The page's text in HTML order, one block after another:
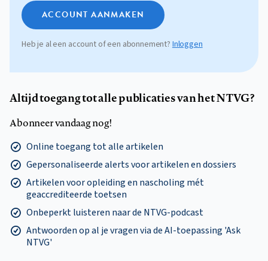
ACCOUNT AANMAKEN
Heb je al een account of een abonnement?Inloggen
Altijd toegang tot alle publicaties van het NTVG?
Abonneer vandaag nog!
Online toegang tot alle artikelen
Gepersonaliseerde alerts voor artikelen en dossiers
Artikelen voor opleiding en nascholing mét
geaccrediteerde toetsen
Onbeperkt luisteren naar de NTVG-podcast
Antwoorden op al je vragen via de AI-toepassing 'Ask
NTVG'